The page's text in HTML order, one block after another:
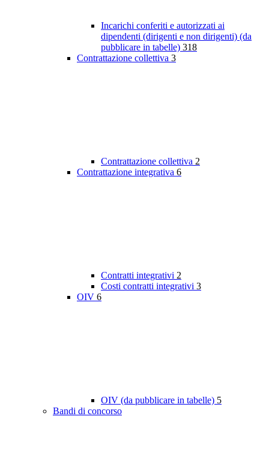
Incarichi conferiti e autorizzati ai
dipendenti (dirigenti e non dirigenti) (da
pubblicare in tabelle) 318
Contrattazione collettiva 3
Contrattazione collettiva 2
Contrattazione integrativa 6
Contratti integrativi 2
Costi contratti integrativi 3
OIV 6
OIV (da pubblicare in tabelle) 5
Bandi di concorso